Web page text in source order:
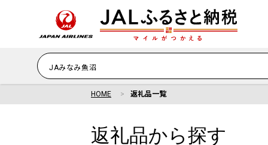
HOME 返礼品一覧
返礼品から探す